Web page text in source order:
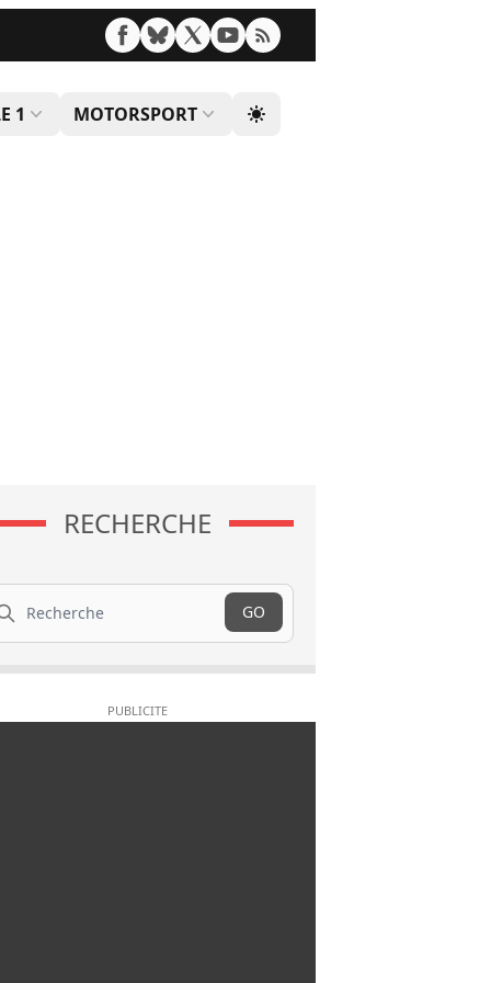
1 MOTORSPORT
RECHERCHE
GO